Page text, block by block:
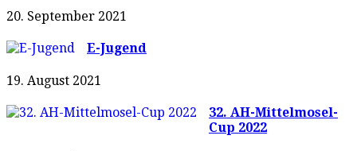
20. September 2021
E-Jugend
19. August 2021
32. AH-Mittelmosel-
Cup 2022